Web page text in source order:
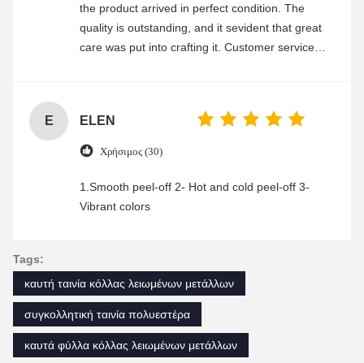
the product arrived in perfect condition. The
quality is outstanding, and it sevident that great
care was put into crafting it. Customer service
E ELEN
Χρήσιμος (30)
1.Smooth peel-off 2- Hot and cold peel-off 3-
Vibrant colors
Tags:
καυτή ταινία κόλλας λειωμένων μετάλλων
συγκολλητική ταινία πολυεστέρα
καυτά φύλλα κόλλας λειωμένων μετάλλων